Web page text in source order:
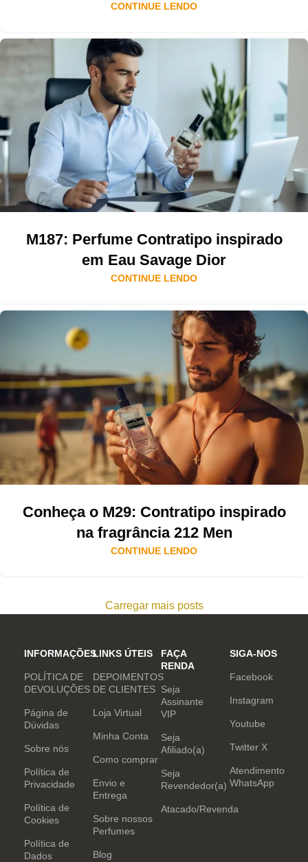
CONTINUE LENDO
M187: Perfume Contratipo inspirado
em Eau Savage Dior
CONTINUE LENDO
Conheça o M29: Contratipo inspirado
na fragrância 212 Men
CONTINUE LENDO
Carregar mais posts
INFORMAÇÕES
POLÍTICA DE
DEVOLUÇÕES
Página de
Dúvidas
Sobre nós
Política de
Privacidade
Política de
Cookies
Política de
Dados
LINKS ÚTEIS
DEPOIMENTOS
DE CLIENTES
Loja Virtual
Minha Conta
Como comprar
Envio e
Entrega
Sobre nossos
Perfumes
Blog
FAÇA
RENDA
Seja
Assinante
VIP
Seja
Afiliado(a)
Seja
Revendedor(a)
Atacado/Revenda
SIGA-NOS
Facebook
Instagram
Youtube
Twitter X
Atendimento
WhatsApp